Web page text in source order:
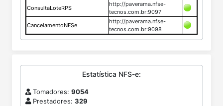
ConsultaLoteRPS
http://paverama.nfse-
tecnos.com.br:9097
CancelamentoNFSe
http://paverama.nfse-
tecnos.com.br:9098
Estatística NFS-e:
Tomadores: 9054
Prestadores: 329